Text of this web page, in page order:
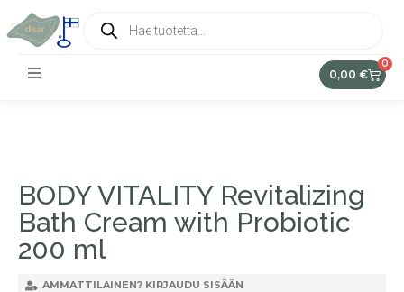
0,00 €
0
BODY VITALITY Revitalizing
Bath Cream with Probiotic
200 ml
AMMATTILAINEN? KIRJAUDU SISÄÄN